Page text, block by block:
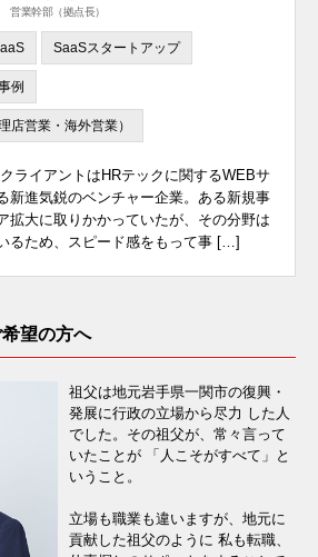
営業幹部（拠点長）
SaaSスタートアップ
例
店営業・海外営業）
ライアントはHRテックに関するWEBサ
新進気鋭のベンチャー企業。ある新規事
拡大に取りかかっていたが、その分野は
るため、スピード感をもって事 […]
望の方へ
祖父は地元岩手県一関市の復興・
発展に行政の立場から尽力 した人
でした。その祖父が、常々言って
いたことが 「人こそがすべて」と
いうこと。
立場も職業も違いますが、地元に
貢献した祖父のように 私も転職、